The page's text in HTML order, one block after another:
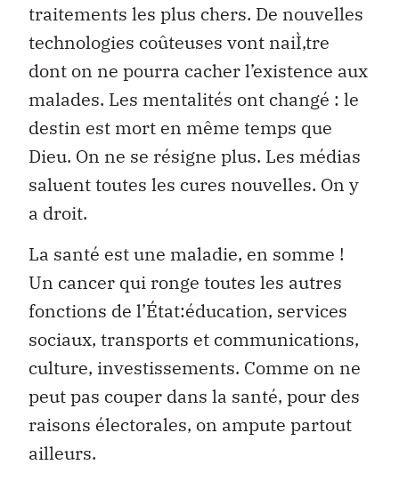
traitements les plus chers. De nouvelles
technologies coûteuses vont naiÌ‚tre
dont on ne pourra cacher l’existence aux
malades. Les mentalités ont changé : le
destin est mort en même temps que
Dieu. On ne se résigne plus. Les médias
saluent toutes les cures nouvelles. On y
a droit.
La santé est une maladie, en somme !
Un cancer qui ronge toutes les autres
fonctions de l’État:éducation, services
sociaux, transports et communications,
culture, investissements. Comme on ne
peut pas couper dans la santé, pour des
raisons électorales, on ampute partout
ailleurs.